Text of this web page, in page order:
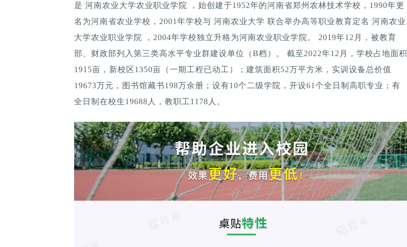
是 河南农业大学农业职业学院 ，始创建于1952年的河南省郑州农林技术学校，1990年更
名为河南省农业学校，2001年学校与 河南农业大学 联合举办高等职业教育定名 河南农业
大学农业职业学院 ，2004年学校独立升格为河南农业职业学院。 2019年12月，被教育
部、财政部列入第三类高水平专业群建设单位（B档）。 截至2022年12月，学校占地面积
1915亩，新校区1350亩（一期工程已动工）；建筑面积52万平方米，实训设备总价值
19673万元，图书馆藏书198万余册；设有10个二级学院，开设61个全日制高职专业；有
全日制在校生19688人，教职工1178人。